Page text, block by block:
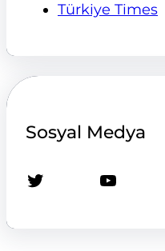
Türkiye Times
Sosyal Medya
Twitter YouTube